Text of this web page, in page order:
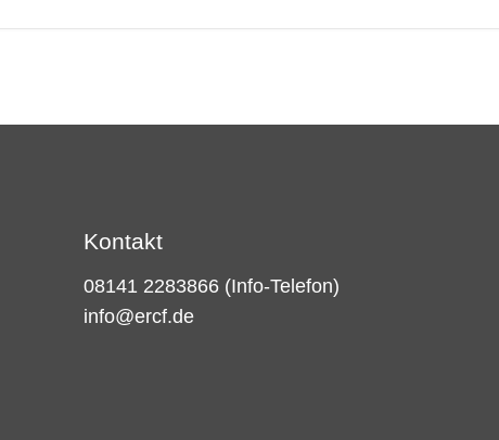
Kontakt
08141 2283866 (Info-Telefon)
info@ercf.de